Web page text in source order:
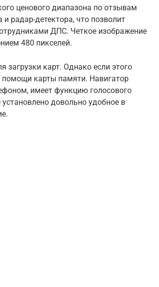
ценового диапазона по отзывам
радар-детектора, что позволит
ДПС. Четкое изображение
480 пикселей.
загрузки карт. Однако если этого
помощи карты памяти. Навигатор
имеет функцию голосового
довольно удобное в